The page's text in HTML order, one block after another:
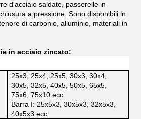
d'acciaio saldate, passerelle in
a pressione. Sono disponibili in
di carbonio, alluminio, materiali in
in acciaio zincato:
25x3, 25x4, 25x5, 30x3, 30x4,
30x5, 32x5, 40x5, 50x5, 65x5,
75x6, 75x10 ecc.
Barra I: 25x5x3, 30x5x3, 32x5x3,
40x5x3 ecc.